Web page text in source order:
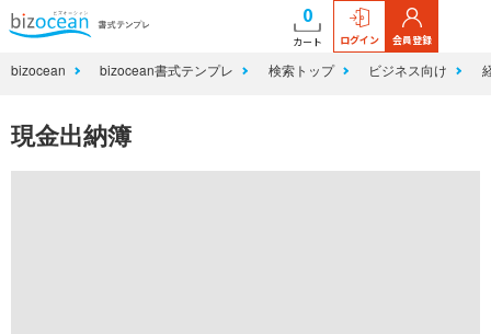
0
カート ログイン 会員登録
bizocean bizocean書式テンプレ 検索トップ ビジネス向け
現金出納簿